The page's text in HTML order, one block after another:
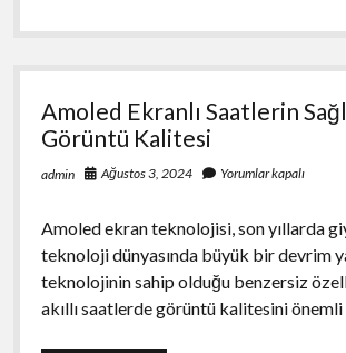
Sağladığı
Kalitesi
Amoled Ekranlı Saatlerin
Görüntü Kalitesi
admin Ağustos 3, 2024 Yorumlar kapalı
Amoled ekran teknolojisi, son yıllarda
teknoloji dünyasında büyük bir devrim
teknolojinin sahip olduğu benzersiz
akıllı saatlerde görüntü kalitesini